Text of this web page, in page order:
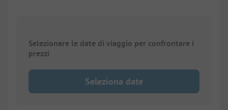
Selezionare le date di viaggio per confrontare i
prezzi
Seleziona date